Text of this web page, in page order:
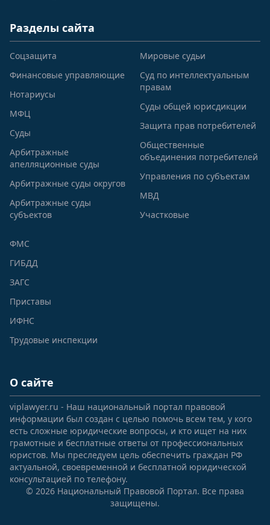
Разделы сайта
Соцзащита
Финансовые управляющие
Нотариусы
МФЦ
Суды
Арбитражные
апелляционные суды
Арбитражные суды округов
Арбитражные суды
субъектов
Мировые судьи
Суд по интеллектуальным
правам
Суды общей юрисдикции
Защита прав потребителей
Общественные
объединения потребителей
Управления по субъектам
МВД
Участковые
ФМС
ГИБДД
ЗАГС
Приставы
ИФНС
Трудовые инспекции
О сайте
viplawyer.ru - Наш национальный портал правовой
информации был создан с целью помочь всем тем, у кого
есть сложные юридические вопросы, и кто ищет на них
грамотные и бесплатные ответы от профессиональных
юристов. Мы преследуем цель обеспечить граждан РФ
актуальной, своевременной и бесплатной юридической
консультацией по телефону.
© 2026 Национальный Правовой Портал. Все права
защищены.